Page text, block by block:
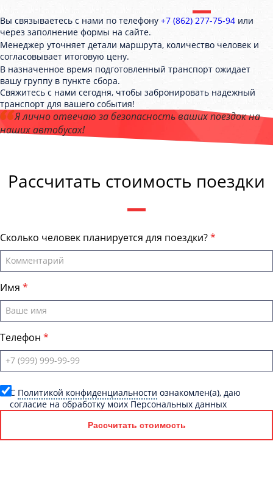
Вы связываетесь с нами по телефону +7 (862) 277-75-94 или
через заполнение формы на сайте.
Менеджер уточняет детали маршрута, количество человек и
согласовывает итоговую цену.
В назначенное время подготовленный транспорт ожидает
вашу группу в пункте сбора.
Свяжитесь с нами сегодня, чтобы забронировать надежный
транспорт для вашего события!
Я лично отвечаю за безопасность ваших поездок на
наших автобусах!
Рассчитать стоимость поездки
Сколько человек планируется для поездки?
Имя
Телефон
C Политикой конфиденциальности ознакомлен(а), даю
согласие на обработку моих Персональных данных
Рассчитать стоимость